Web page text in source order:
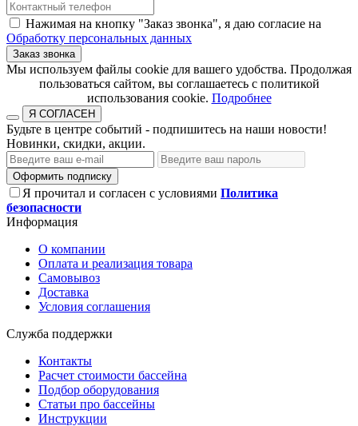
Нажимая на кнопку "Заказ звонка", я даю согласие на
Обработку персональных данных
Заказ звонка
​​​​​​​Мы используем файлы cookie для вашего удобства. Продолжая
пользоваться сайтом, вы соглашаетесь с политикой
использования cookie.​​​​​​​ Подробнее
Я СОГЛАСЕН
Будьте в центре событий - подпишитесь на наши новости!
Новинки, скидки, акции.
Оформить подписку
Я прочитал и согласен с условиями Политика
безопасности
Информация
О компании
Оплата и реализация товара
Самовывоз
Доставка
Условия соглашения
Служба поддержки
Контакты
Расчет стоимости бассейна
Подбор оборудования
Статьи про бассейны
Инструкции